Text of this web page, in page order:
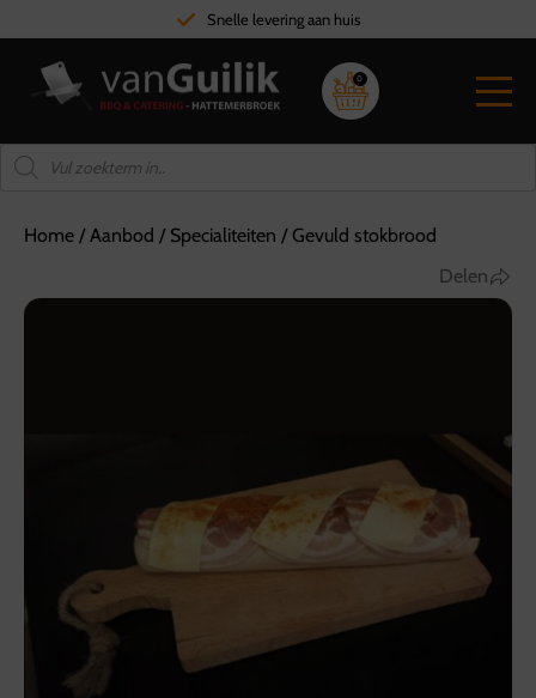
Snelle levering aan huis
0
Home /Aanbod / Specialiteiten /Gevuld stokbrood
Delen